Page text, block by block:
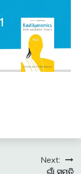
Next: